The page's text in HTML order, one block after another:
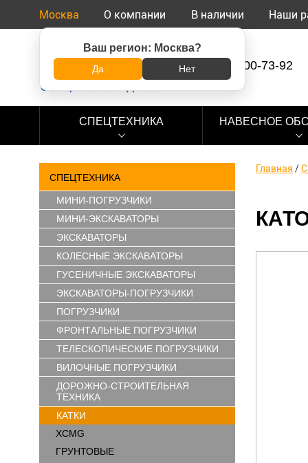
Москва
Ваш регион: Москва?
Да Нет
О компании В наличии Наши
8 (800) 500-73-92
СПЕЦТЕХНИКА НАВЕСНОЕ
СПЕЦТЕХНИКА
МИНИ-ПОГРУЗЧИКИ
МИНИ-ЭКСКАВАТОРЫ
ЭКСКАВАТОРЫ
КОЛЕСНЫЕ ЭКСКАВАТОРЫ
ГУСЕНИЧНЫЕ ЭКСКАВАТОРЫ
ЭКСКАВАТОРЫ-ПОГРУЗЧИКИ
ПОГРУЗЧИКИ
ФРОНТАЛЬНЫЕ ПОГРУЗЧИКИ
ТЕЛЕСКОПИЧЕСКИЕ ПОГРУЗЧИКИ
ВИЛОЧНЫЕ ПОГРУЗЧИКИ
ДОРОЖНО-СТРОИТЕЛЬНАЯ
ТЕХНИКА
КАТКИ
XCMG
ГРУНТОВЫЕ
Главная /